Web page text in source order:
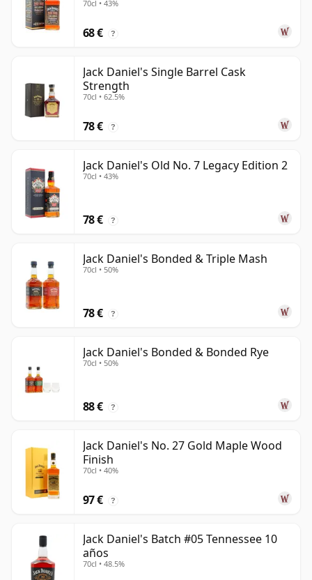
70cl • 43%
68 € ?
Jack Daniel's Single Barrel Cask
Strength
70cl • 62.5%
78 € ?
Jack Daniel's Old No. 7 Legacy Edition 2
70cl • 43%
78 € ?
Jack Daniel's Bonded & Triple Mash
70cl • 50%
78 € ?
Jack Daniel's Bonded & Bonded Rye
70cl • 50%
88 € ?
Jack Daniel's No. 27 Gold Maple Wood
Finish
70cl • 40%
97 € ?
Jack Daniel's Batch #05 Tennessee 10
años
70cl • 48.5%